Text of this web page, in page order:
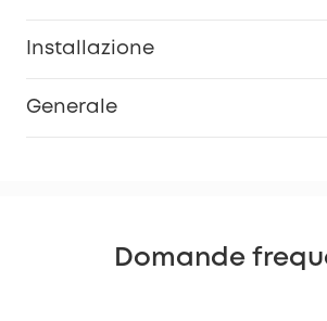
Installazione
Generale
Domande